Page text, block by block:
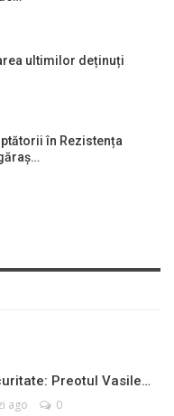
ultimilor deținuți
în Rezistența
Preotul Vasile…
ago 0